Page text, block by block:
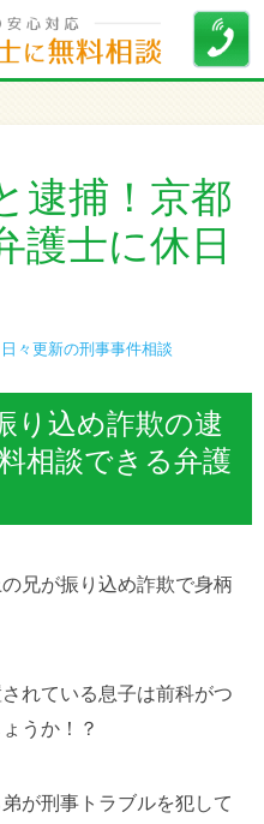
逮捕！京都
護士に休日
日々更新の刑事事件相談
り込め詐欺の逮
相談できる弁護
兄が振り込め詐欺で身柄
れている息子は前科がつ
うか！？
が刑事トラブルを犯して